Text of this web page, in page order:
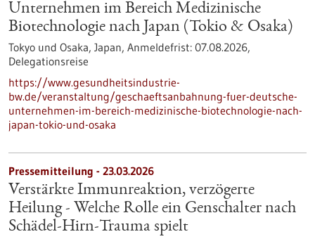
Unternehmen im Bereich Medizinische
Biotechnologie nach Japan (Tokio & Osaka)
Tokyo und Osaka, Japan, Anmeldefrist: 07.08.2026,
Delegationsreise
https://www.gesundheitsindustrie-
bw.de/veranstaltung/geschaeftsanbahnung-fuer-deutsche-
unternehmen-im-bereich-medizinische-biotechnologie-nach-
japan-tokio-und-osaka
Pressemitteilung - 23.03.2026
Verstärkte Immunreaktion, verzögerte
Heilung - Welche Rolle ein Genschalter nach
Schädel-Hirn-Trauma spielt